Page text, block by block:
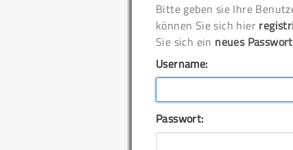
Bitte geben sie Ihre
können Sie sich hier
Sie sich ein neues Passwort
Username:
Passwort: